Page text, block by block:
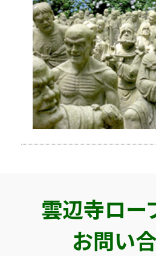
雲辺寺ロー
お問い